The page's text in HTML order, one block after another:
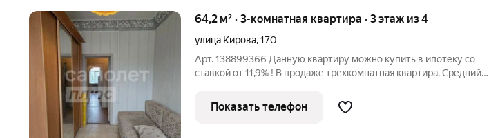
64,2 м² · 3-комнатная квартира · 3 этаж из 4
улица Кирова,170
Арт. 138899366 Данную квартиру можно купить в ипотеку со
ставкой от 11,9% ! В продаже трехкомнатная квартира. Средний
сделке! ОПИСАНИЕ ОБЪЕКТА:Площадь: 64,2 кв.м Этаж: 3/4
Косметический
Показать телефон